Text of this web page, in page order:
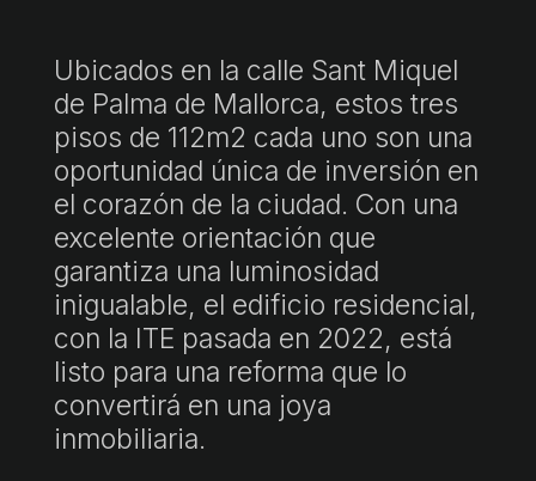
Ubicados en la calle Sant Miquel
de Palma de Mallorca, estos tres
pisos de 112m2 cada uno son una
oportunidad única de inversión en
el corazón de la ciudad. Con una
excelente orientación que
garantiza una luminosidad
inigualable, el edificio residencial,
con la ITE pasada en 2022, está
listo para una reforma que lo
convertirá en una joya
inmobiliaria.